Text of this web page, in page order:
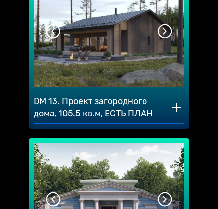
DM 13. Проект загородного
дома, 105.5 кв.м, ЕСТЬ ПЛАН